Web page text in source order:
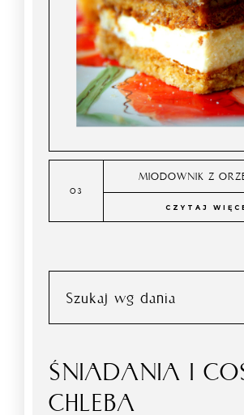
MIODOWNIK Z
CZYTAJ
Szukaj wg dania
ŚNIADANIA I
CHLEBA